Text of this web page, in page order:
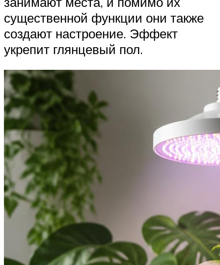
существенной функции они также
создают настроение. Эффект
укрепит глянцевый пол.